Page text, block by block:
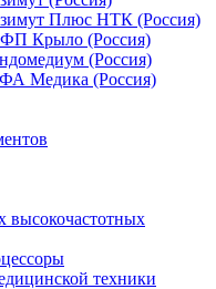
Плюс НТК (Россия)
Крыло (Россия)
(Россия)
Медика (Россия)
высокочастотных
техники